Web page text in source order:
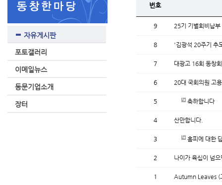
자유게시판
포토갤러리
이메일뉴스
동문기업소개
장터
번호
9 25기 기별회비납부
8 '김광석 20주기 추
7 대광고 16회 동창
6 20대 국회의원 고
5 축하합니다
4 산만합니다.
3 홈피에 대한
2 나이가 육십이 넘으
1 Autumn Leaves (